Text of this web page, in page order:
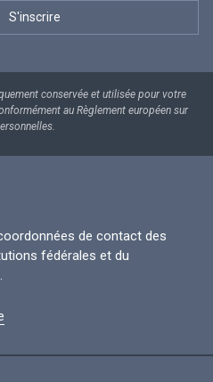
conservée et utilisée pour votre
au Règlement européen sur
de contact des
fédérales et du